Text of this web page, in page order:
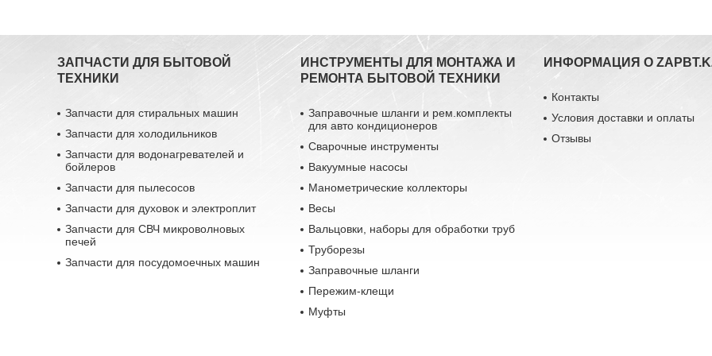
ЗАПЧАСТИ ДЛЯ БЫТОВОЙ
ТЕХНИКИ
Запчасти для стиральных машин
Запчасти для холодильников
Запчасти для водонагревателей и
бойлеров
Запчасти для пылесосов
Запчасти для духовок и электроплит
Запчасти для СВЧ микроволновых
печей
Запчасти для посудомоечных машин
ИНСТРУМЕНТЫ ДЛЯ МОНТАЖА И
РЕМОНТА БЫТОВОЙ ТЕХНИКИ
Заправочные шланги и рем.комплекты
для авто кондиционеров
Сварочные инструменты
Вакуумные насосы
Манометрические коллекторы
Весы
Вальцовки, наборы для обработки труб
Труборезы
Заправочные шланги
Пережим-клещи
Муфты
ИНФОРМАЦИЯ О
Контакты
Условия доставки и оплаты
Отзывы